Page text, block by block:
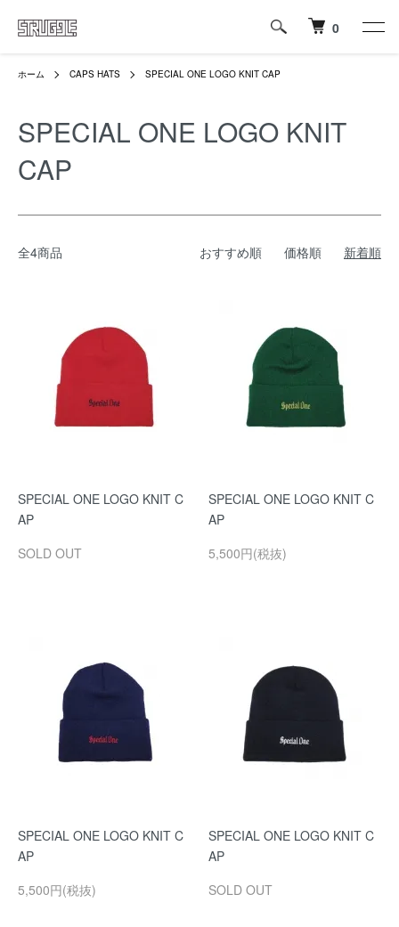
0
ホーム CAPS HATS SPECIAL ONE LOGO KNIT CAP
SPECIAL ONE LOGO KNIT
CAP
全4商品 おすすめ順 価格順 新着順
SPECIAL ONE LOGO KNIT C
AP
SOLD OUT
SPECIAL ONE LOGO KNIT C
AP
5,500円(税抜)
SPECIAL ONE LOGO KNIT C
AP
5,500円(税抜)
SPECIAL ONE LOGO KNIT C
AP
SOLD OUT